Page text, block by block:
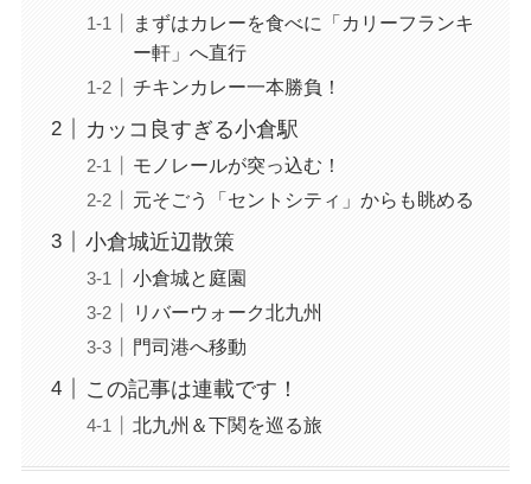
まずはカレーを食べに「カリーフランキ
ー軒」へ直行
チキンカレー一本勝負！
カッコ良すぎる小倉駅
モノレールが突っ込む！
元そごう「セントシティ」からも眺める
小倉城近辺散策
小倉城と庭園
リバーウォーク北九州
門司港へ移動
この記事は連載です！
北九州＆下関を巡る旅